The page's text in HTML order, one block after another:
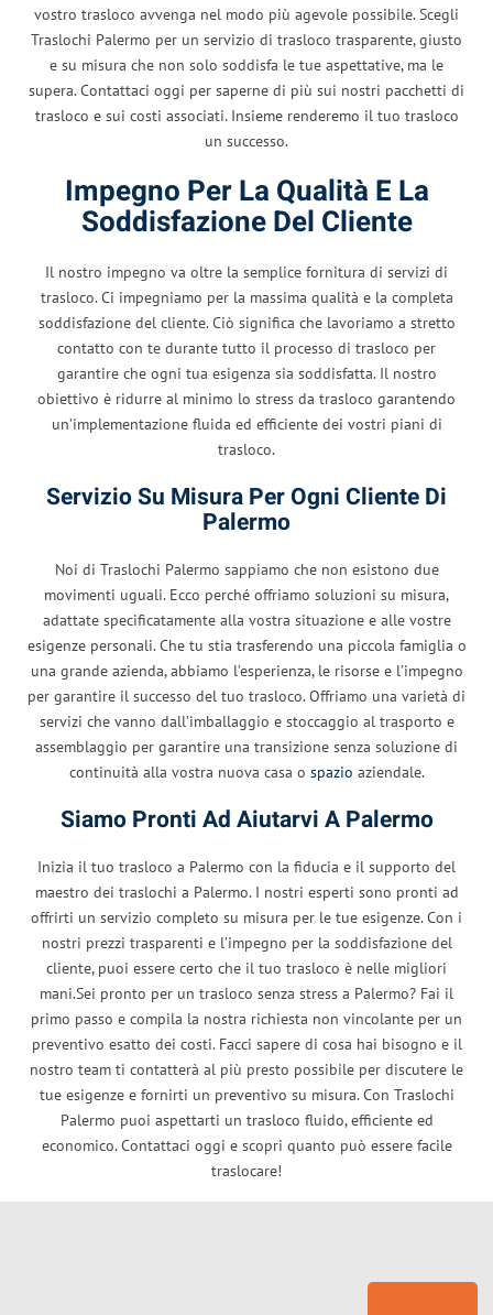
vostro trasloco avvenga nel modo più agevole possibile. Scegli
Traslochi Palermo per un servizio di trasloco trasparente, giusto
e su misura che non solo soddisfa le tue aspettative, ma le
supera. Contattaci oggi per saperne di più sui nostri pacchetti di
trasloco e sui costi associati. Insieme renderemo il tuo trasloco
un successo.
Impegno Per La Qualità E La
Soddisfazione Del Cliente
Il nostro impegno va oltre la semplice fornitura di servizi di
trasloco. Ci impegniamo per la massima qualità e la completa
soddisfazione del cliente. Ciò significa che lavoriamo a stretto
contatto con te durante tutto il processo di trasloco per
garantire che ogni tua esigenza sia soddisfatta. Il nostro
obiettivo è ridurre al minimo lo stress da trasloco garantendo
un’implementazione fluida ed efficiente dei vostri piani di
trasloco.
Servizio Su Misura Per Ogni Cliente Di
Palermo
Noi di Traslochi Palermo sappiamo che non esistono due
movimenti uguali. Ecco perché offriamo soluzioni su misura,
adattate specificatamente alla vostra situazione e alle vostre
esigenze personali. Che tu stia trasferendo una piccola famiglia o
una grande azienda, abbiamo l’esperienza, le risorse e l’impegno
per garantire il successo del tuo trasloco. Offriamo una varietà di
servizi che vanno dall’imballaggio e stoccaggio al trasporto e
assemblaggio per garantire una transizione senza soluzione di
continuità alla vostra nuova casa o spazio aziendale.
Siamo Pronti Ad Aiutarvi A Palermo
Inizia il tuo trasloco a Palermo con la fiducia e il supporto del
maestro dei traslochi a Palermo. I nostri esperti sono pronti ad
offrirti un servizio completo su misura per le tue esigenze. Con i
nostri prezzi trasparenti e l’impegno per la soddisfazione del
cliente, puoi essere certo che il tuo trasloco è nelle migliori
mani.Sei pronto per un trasloco senza stress a Palermo? Fai il
primo passo e compila la nostra richiesta non vincolante per un
preventivo esatto dei costi. Facci sapere di cosa hai bisogno e il
nostro team ti contatterà al più presto possibile per discutere le
tue esigenze e fornirti un preventivo su misura. Con Traslochi
Palermo puoi aspettarti un trasloco fluido, efficiente ed
economico. Contattaci oggi e scopri quanto può essere facile
traslocare!